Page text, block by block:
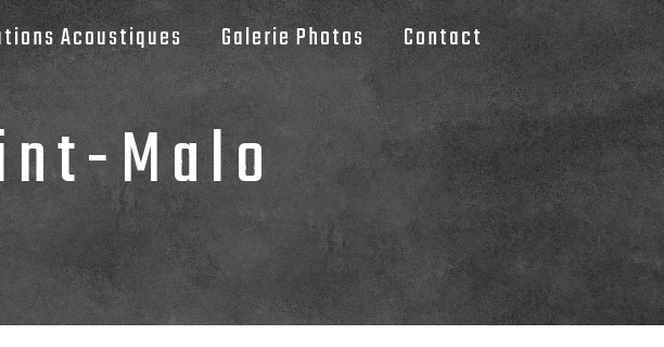
Acoustiques Galerie Photos Contact
Malo